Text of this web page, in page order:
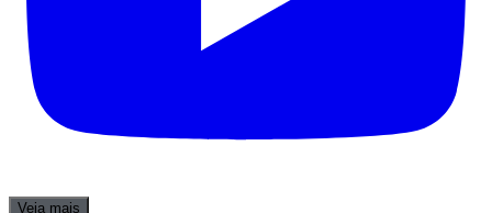
Veja mais